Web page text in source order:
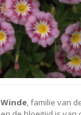
Winde, familie van